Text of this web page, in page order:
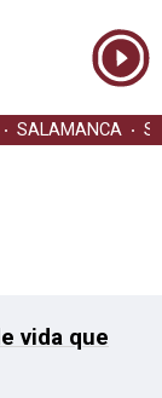
SALAMANCA
vida que